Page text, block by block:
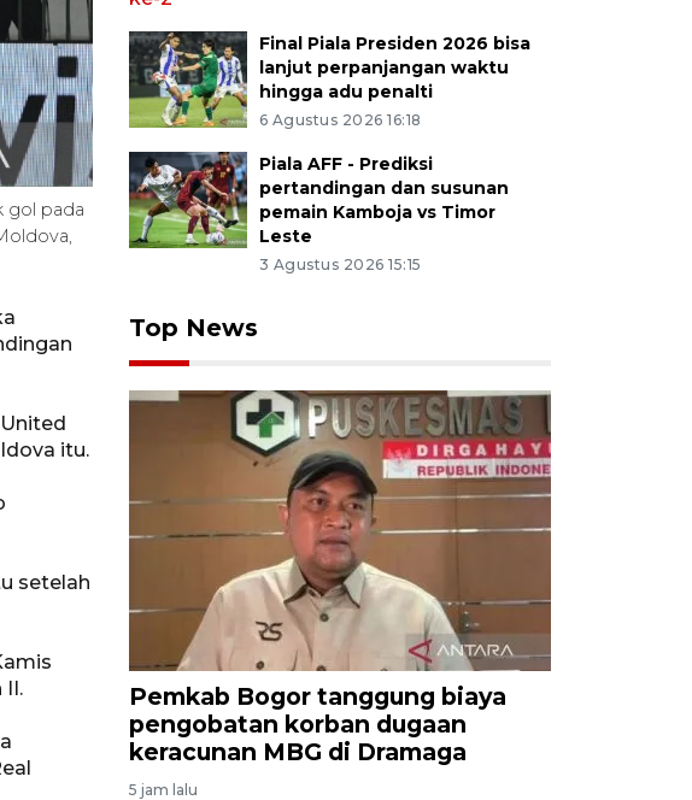
gol pada
itu.
setelah
II.
Final Piala Presiden 2026 bisa
lanjut perpanjangan waktu
hingga adu penalti
6 Agustus 2026 16:18
Piala AFF - Prediksi
pertandingan dan susunan
pemain Kamboja vs Timor
Leste
3 Agustus 2026 15:15
Top News
Pemkab Bogor tanggung biaya
pengobatan korban dugaan
keracunan MBG di Dramaga
5 jam lalu